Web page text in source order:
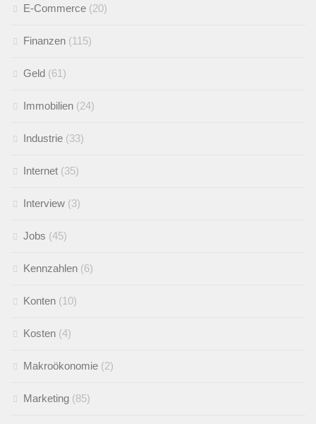
E-Commerce (20)
Finanzen (115)
Geld (61)
Immobilien (24)
Industrie (33)
Internet (35)
Interview (3)
Jobs (45)
Kennzahlen (6)
Konten (10)
Kosten (4)
Makroökonomie (2)
Marketing (85)